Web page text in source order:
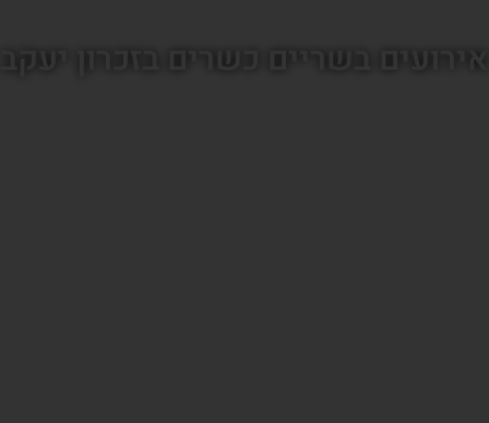
אירועים בשריים כשרים בזכרון יעקב